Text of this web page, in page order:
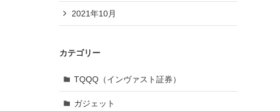
2021年10月
カテゴリー
TQQQ（インヴァスト証券）
ガジェット